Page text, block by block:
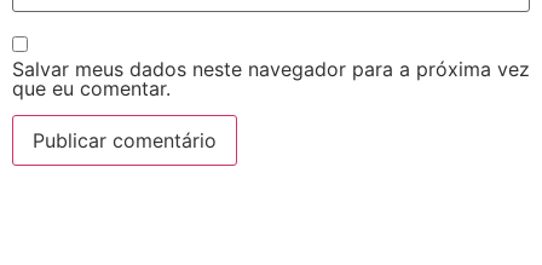
Salvar meus dados neste navegador para a próxima vez
que eu comentar.